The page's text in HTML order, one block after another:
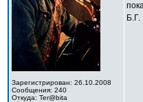
Зарегистрирован: 26.10.2008
Сообщения: 240
Откуда: Ter@bita
Б.Г.